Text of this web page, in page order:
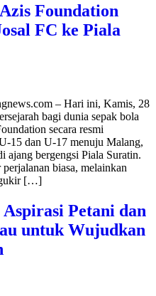
Foundation
FC ke Piala
– Hari ini, Kamis, 28
bagi dunia sepak bola
secara resmi
15 dan U-17 menuju Malang,
ajang bergengsi Piala Suratin.
biasa, melainkan
[…]
Petani dan
untuk Wujudkan